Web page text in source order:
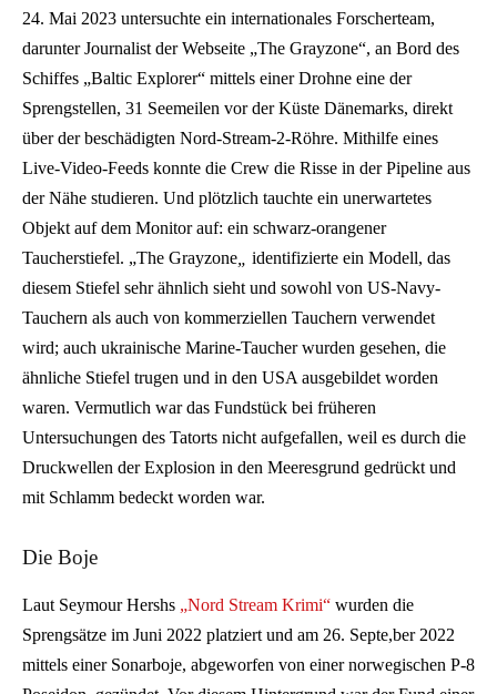
24. Mai 2023 untersuchte ein internationales Forscherteam,
darunter Journalist der Webseite „The Grayzone“, an Bord des
Schiffes „Baltic Explorer“ mittels einer Drohne eine der
Sprengstellen, 31 Seemeilen vor der Küste Dänemarks, direkt
über der beschädigten Nord-Stream-2-Röhre. Mithilfe eines
Live-Video-Feeds konnte die Crew die Risse in der Pipeline aus
der Nähe studieren. Und plötzlich tauchte ein unerwartetes
Objekt auf dem Monitor auf: ein schwarz-orangener
Taucherstiefel. „The Grayzone
identifizierte ein Modell, das
diesem Stiefel sehr ähnlich sieht und sowohl von US-Navy-
Tauchern als auch von kommerziellen Tauchern verwendet
wird; auch ukrainische Marine-Taucher wurden gesehen, die
ähnliche Stiefel trugen und in den USA ausgebildet worden
waren. Vermutlich war das Fundstück bei früheren
Untersuchungen des Tatorts nicht aufgefallen, weil es durch die
Druckwellen der Explosion in den Meeresgrund gedrückt und
mit Schlamm bedeckt worden war.
Die Boje
Laut Seymour Hershs „Nord Stream Krimi“ wurden die
Sprengsätze im Juni 2022 platziert und am 26. Septe,ber 2022
mittels einer Sonarboje, abgeworfen von einer norwegischen P-8